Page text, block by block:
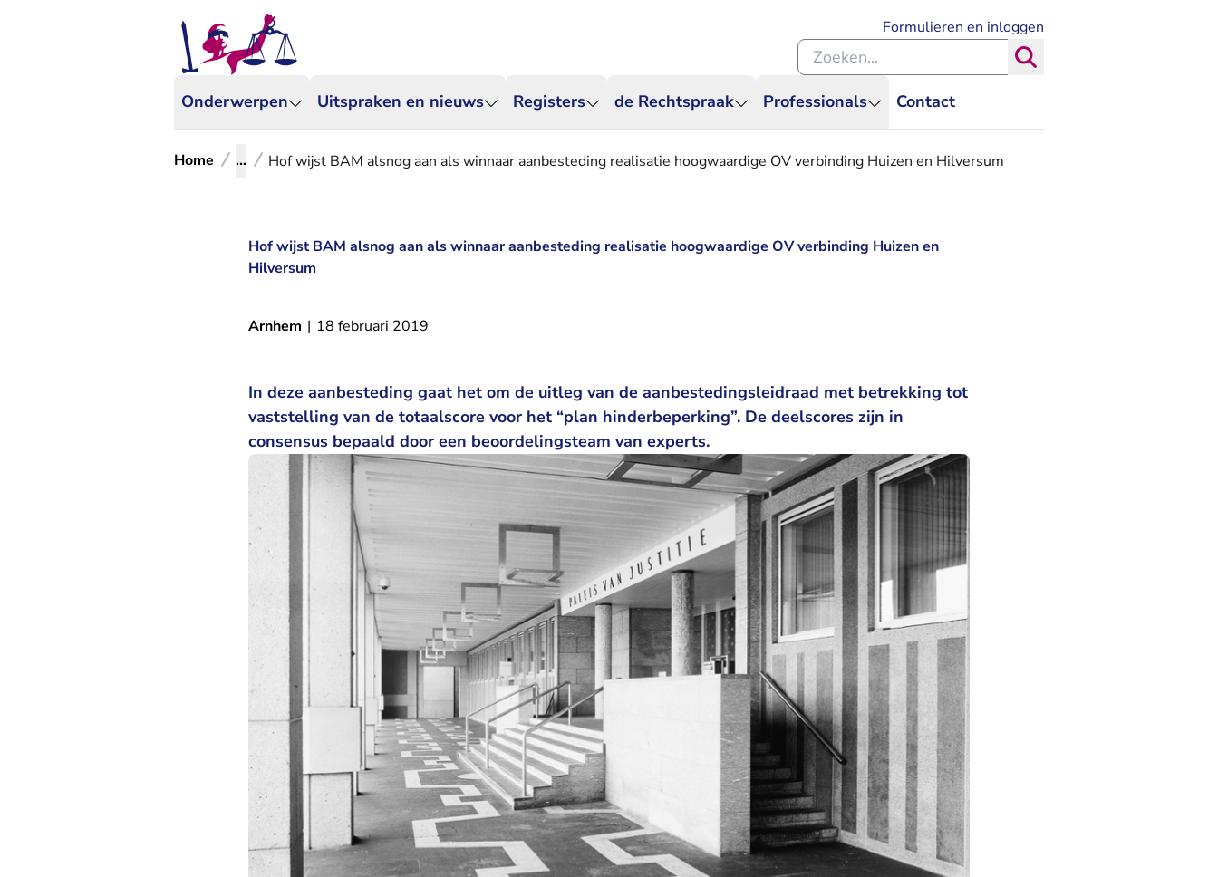
Onderwerpen Uitspraken en nieuws Registers de Rechtspraak Professionals Contact
Formulieren en inloggen
Zoeken binnen de Rechtspraak
Home ... Hof wijst BAM alsnog aan als winnaar aanbesteding realisatie hoogwaardige OV verbinding Huizen en Hilversum
Hof wijst BAM alsnog aan als winnaar aanbesteding realisatie hoogwaardige OV verbinding Huizen en
Hilversum
Arnhem | 18 februari 2019
In deze aanbesteding gaat het om de uitleg van de aanbestedingsleidraad met betrekking tot
vaststelling van de totaalscore voor het “plan hinderbeperking”. De deelscores zijn in
consensus bepaald door een beoordelingsteam van experts.